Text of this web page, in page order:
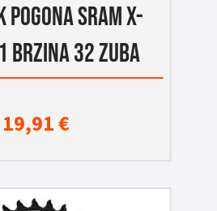
POGONA SRAM X-
BRZINA 32 ZUBA
19,91€